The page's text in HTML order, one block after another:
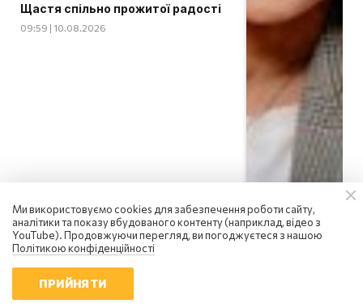
Щастя спільно прожитої радості
09:59 | 10.08.2026
Ми використовуємо cookies для забезпечення роботи сайту,
аналітики та показу вбудованого контенту (наприклад, відео з
YouTube). Продовжуючи перегляд, ви погоджуєтеся з нашою
Політикою конфіденційності
ПРИЙНЯТИ